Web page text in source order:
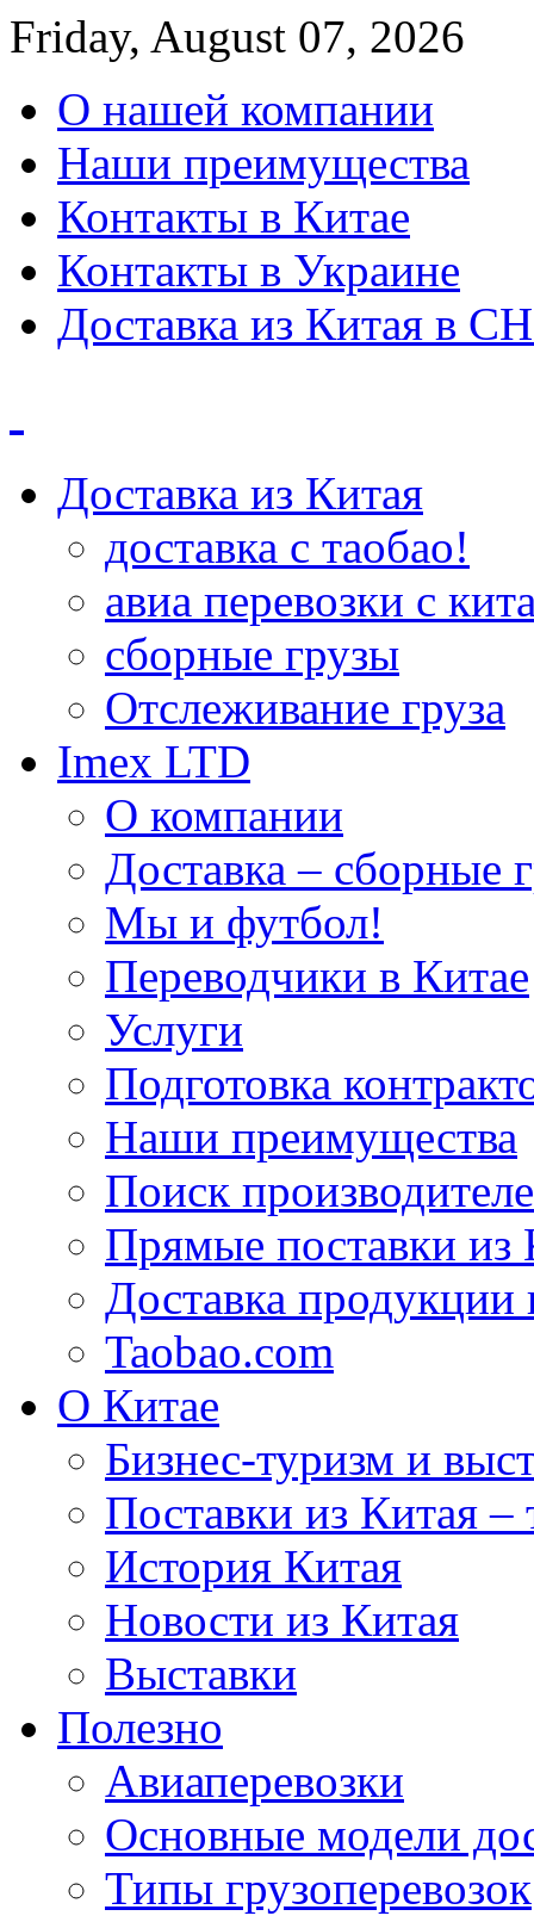
Friday, August 07, 2026
О нашей компании
Наши преимущества
Контакты в Китае
Контакты в Украине
Доставка из Китая в
Доставка из Китая
доставка с таобао!
авиа перевозки с
сборные грузы
Отслеживание груза
Imex LTD
О компании
Доставка – сборные
Мы и футбол!
Переводчики в Китае
Услуги
Подготовка
Наши преимущества
Поиск
Прямые поставки из
Доставка продукции
Taobao.com
О Китае
Бизнес-туризм и
Поставки из Китая
История Китая
Новости из Китая
Выставки
Полезно
Авиаперевозки
Основные модели
Типы грузоперевозок